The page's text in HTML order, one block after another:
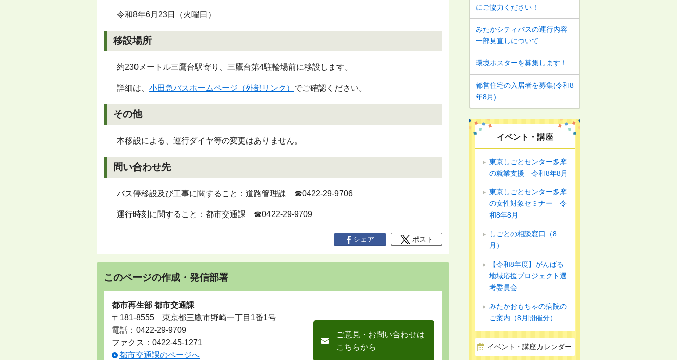
令和8年6月23日（火曜日）
移設場所
約230メートル三鷹台駅寄り、三鷹台第4駐輪場前に移設します。
詳細は、 小田急バスホームページ（外部リンク） でご確認ください。
その他
本移設による、運行ダイヤ等の変更はありません。
問い合わせ先
バス停移設及び工事に関すること：道路管理課 ☎0422-29-9706
運行時刻に関すること：都市交通課 ☎0422-29-9709
シェア ポスト
このページの作成・発信部署
都市再生部 都市交通課
〒181-8555 東京都三鷹市野崎一丁目1番1号
電話： 0422-29-9709
ファクス：0422-45-1271
都市交通課のページへ
ご意見・お問い合わせは
こちらから
にご協力ください！
みたかシティバスの運行内容
一部見直しについて
環境ポスターを募集します！
都営住宅の入居者を募集(令和8
年8月)
イベント・講座
東京しごとセンター多摩
の就業支援 令和8年8月
東京しごとセンター多摩
の女性対象セミナー 令
和8年8月
しごとの相談窓口（8
月）
【令和8年度】がんばる
地域応援プロジェクト選
考委員会
みたかおもちゃの病院の
ご案内（8月開催分）
イベント・講座カレンダー